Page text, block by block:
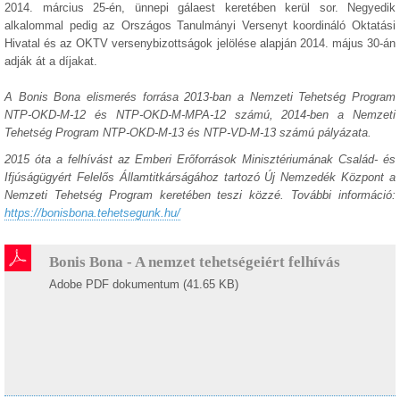
2014. március 25-én, ünnepi gálaest keretében kerül sor. Negyedik
alkalommal pedig az Országos Tanulmányi Versenyt koordináló Oktatási
Hivatal és az OKTV versenybizottságok jelölése alapján 2014. május 30-án
adják át a díjakat.
A Bonis Bona elismerés forrása 2013-ban a Nemzeti Tehetség Program
NTP-OKD-M-12 és NTP-OKD-M-MPA-12 számú, 2014-ben a Nemzeti
Tehetség Program NTP-OKD-M-13 és NTP-VD-M-13 számú pályázata.
2015 óta a felhívást az Emberi Erőforrások Minisztériumának Család- és
Ifjúságügyért Felelős Államtitkárságához tartozó Új Nemzedék Központ a
Nemzeti Tehetség Program keretében teszi közzé. További információ:
https://bonisbona.tehetsegunk.hu/
Bonis Bona - A nemzet tehetségeiért felhívás
Adobe PDF dokumentum (41.65 KB)